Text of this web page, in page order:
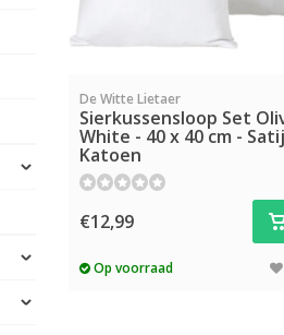
De Witte Lietaer
Sierkussensloop Set
White - 40 x 40 cm -
Katoen
€12,99
Op voorraad